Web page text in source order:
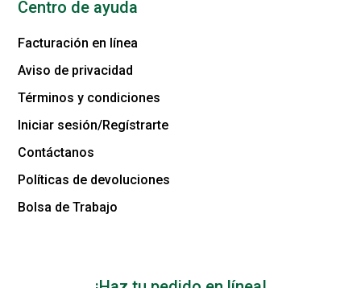
Centro de ayuda
Facturación en línea
Aviso de privacidad
Términos y condiciones
Iniciar sesión/Regístrarte
Contáctanos
Políticas de devoluciones
Bolsa de Trabajo